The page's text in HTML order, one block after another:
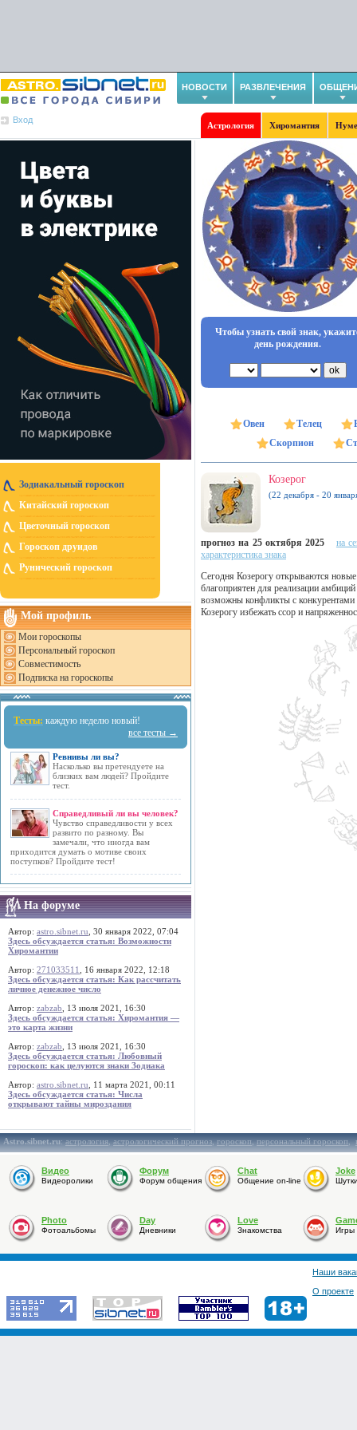
НОВОСТИ РАЗВЛЕЧЕНИЯ
Вход
Астрология Хиромантия
Зодиакальный гороскоп
Китайский гороскоп
Цветочный гороскоп
Гороскоп друидов
Рунический гороскоп
Мой профиль
Мои гороскопы
Персональный гороскоп
Совместимость
Подписка на гороскопы
Тесты: каждую неделю новый!
все тесты →
Ревнивы ли вы?
Насколько вы претендуете на
близких вам людей? Пройдите
тест.
Справедливый ли вы человек?
Чувство справедливости у всех
развито по разному. Вы
замечали, что иногда вам
приходится думать о мотиве своих
поступков? Пройдите тест!
На форуме
Автор: astro.sibnet.ru , 30 января 2022, 07:04
Здесь обсуждается статья: Возможности
Хиромантии
Автор: 271033511
, 16 января 2022, 12:18
Здесь обсуждается статья: Как рассчитать
личное денежное число
Автор: zabzab , 13 июля 2021, 16:30
Здесь обсуждается статья: Хиромантия —
это карта жизни
Автор: zabzab , 13 июля 2021, 16:30
Здесь обсуждается статья: Любовный
гороскоп: как целуются знаки Зодиака
Автор: astro.sibnet.ru , 11 марта 2021, 00:11
Здесь обсуждается статья: Числа
открывают тайны мироздания
Чтобы узнать свой знак,
день рождения.
Овен Телец
Скорпион
Козерог
(22 декабря - 20
прогноз на 25 октября 2025
на
характеристика знака
Сегодня Козерогу открываются
благоприятен для реализации
возможны конфликты с конкурентами
Козерогу избежать ссор и
Astro.sibnet.ru:астрология,астрологический прогноз,гороскоп,персональный гороскоп,
Видео
Видеоролики
Форум
Форум общения
Chat
Общение on-line
Joke
Photo
Фотоальбомы
Day
Дневники
Love
Знакомства Игры
Наши
О проекте